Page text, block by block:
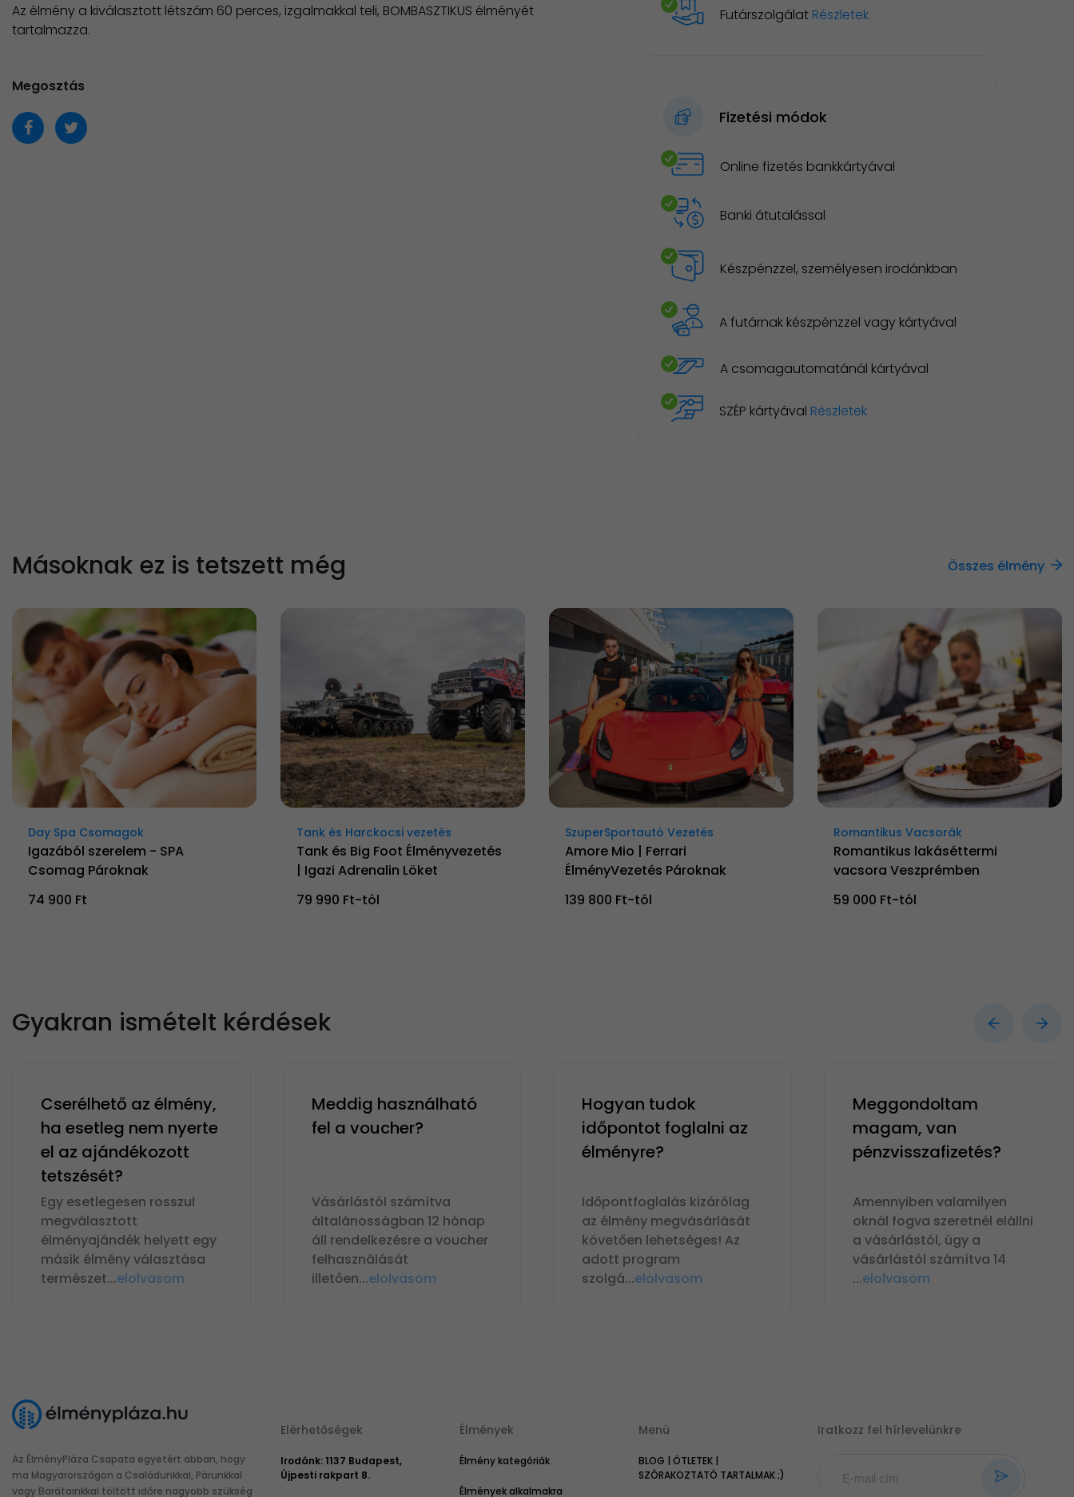
Az élmény a kiválasztott létszám 60 perces, izgalmakkal teli, BOMBASZTIKUS élményét
tartalmazza.
Megosztás
Futárszolgálat Részletek
Fizetési módok
Online fizetés bankkártyával
Banki átutalással
Készpénzzel, személyesen irodánkban
A futárnak készpénzzel vagy kártyával
A csomagautomatánál kártyával
SZÉP kártyával Részletek
Másoknak ez is tetszett még Összes élmény
Day Spa Csomagok
Igazából szerelem - SPA
Csomag Pároknak
74 900 Ft
Tank és Harckocsi vezetés
Tank és Big Foot Élményvezetés
| Igazi Adrenalin Löket
79 990 Ft-tól
SzuperSportautó Vezetés
Amore Mio | Ferrari
ÉlményVezetés Pároknak
139 800 Ft-tól
Romantikus Vacsorák
Romantikus lakáséttermi
vacsora Veszprémben
59 000 Ft-tól
Gyakran ismételt kérdések
Cserélhető az élmény,
ha esetleg nem nyerte
el az ajándékozott
tetszését?
Egy esetlegesen rosszul
megválasztott
élményajándék helyett egy
másik élmény választása
természet...elolvasom
Meddig használható
fel a voucher?
Vásárlástól számítva
általánosságban 12 hónap
áll rendelkezésre a voucher
felhasználását
illetően...elolvasom
Hogyan tudok
időpontot foglalni az
élményre?
Időpontfoglalás kizárólag
az élmény megvásárlását
követően lehetséges! Az
adott program
szolgá...elolvasom
Meggondoltam
magam, van
pénzvisszafizetés?
Amennyiben valamilyen
oknál fogva szeretnél elállni
a vásárlástól, úgy a
vásárlástól számítva 14
...elolvasom
Az ÉlményPláza Csapata egyetért abban, hogy
ma Magyarországon a Családunkkal, Párunkkal
vagy Barátainkkal töltött időre nagyobb szükség
Elérhetőségek
Irodánk: 1137 Budapest,
Újpesti rakpart 8.
Élmények
Élmény kategóriák
Élmények alkalmakra
Menü
BLOG | ÖTLETEK |
SZÓRAKOZTATÓ TARTALMAK ;)
Iratkozz fel hírlevelünkre